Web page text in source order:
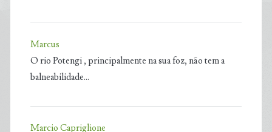
Marcus
O rio Potengi , principalmente na sua foz, não tem a
balneabilidade…
Marcio Capriglione